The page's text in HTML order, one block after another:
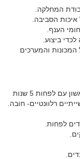
המחלקה.
הסביבה.
הענף.
ביצוע.
המכונות והמערכים
* מהנדס.ת / הנדסאי.ת עם 8 שנות וותק תואר ראשון עם לפחות 5 שנות
רלוונטיים- חובה.